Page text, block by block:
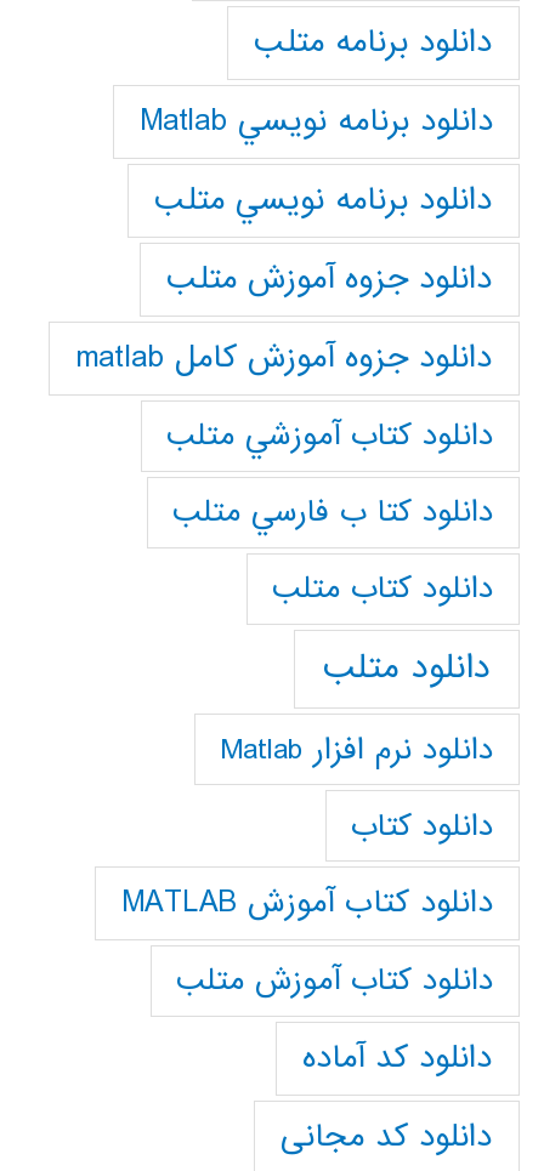
دانلود برنامه متلب
دانلود برنامه نويسي Matlab
دانلود برنامه نويسي متلب
دانلود جزوه آموزش متلب
دانلود جزوه آموزش کامل matlab
دانلود كتاب آموزشي متلب
دانلود كتا ب فارسي متلب
دانلود كتاب متلب
دانلود متلب
دانلود نرم افزار Matlab
دانلود کتاب
دانلود کتاب آموزش MATLAB
دانلود کتاب آموزش متلب
دانلود کد آماده
دانلود کد مجانی